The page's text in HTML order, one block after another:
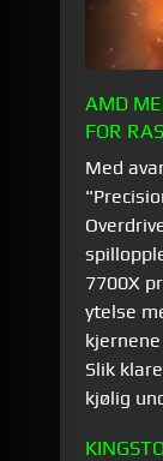
AMD
FOR
Med
7700X
ytelse
Slik
kjølig